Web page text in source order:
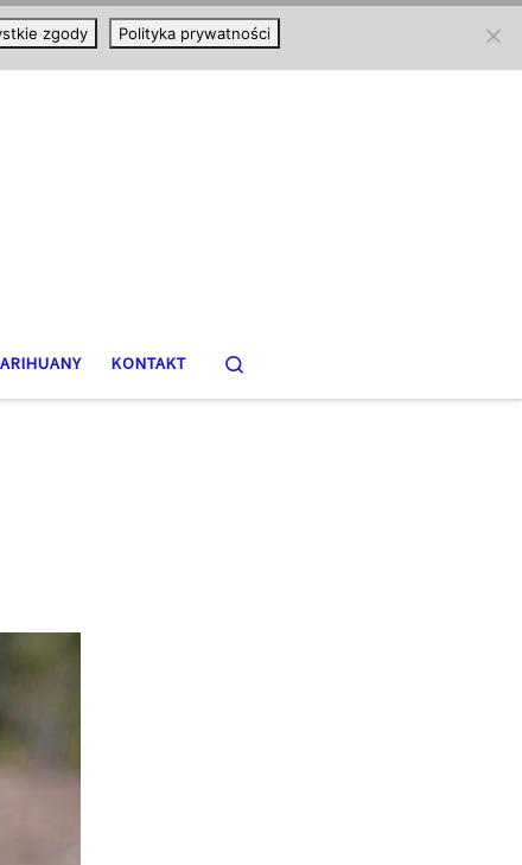
KONTAKT
zgody Polityka prywatności